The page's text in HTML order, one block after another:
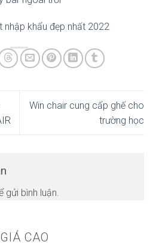
CAO
nhập khẩu đẹp nhất 2022
Win chair cung cấp ghế cho
trường học
gửi bình luận.